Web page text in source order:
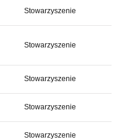
Stowarzyszenie
Stowarzyszenie
Stowarzyszenie
Stowarzyszenie
Stowarzyszenie